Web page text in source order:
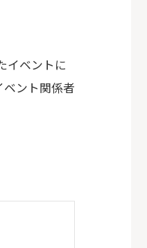
イベントに
ベント関係者